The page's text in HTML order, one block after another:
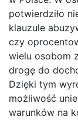
potwierdziło
klauzule
czy
wielu osobom
drogę do
Dzięki tym
możliwość
warunków na